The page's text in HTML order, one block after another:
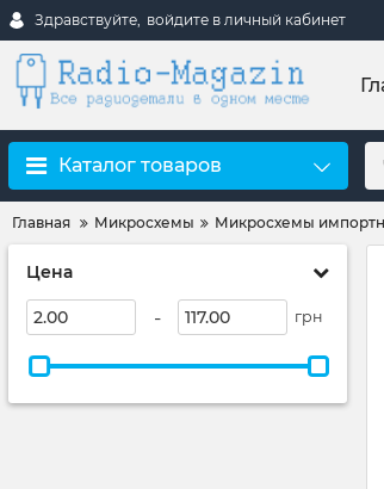
Здравствуйте, войдите в личный кабинет
Каталог товаров
Главная Микросхемы Микросхемы
Цена
- грн